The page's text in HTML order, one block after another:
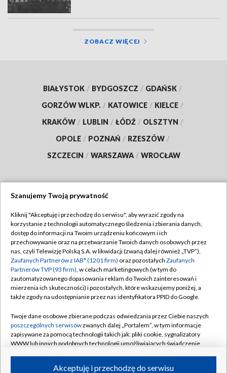
ZOBACZ WIĘCEJ
BIAŁYSTOK / BYDGOSZCZ / GDAŃSK /
GORZÓW WLKP. / KATOWICE / KIELCE /
KRAKÓW / LUBLIN / ŁÓDŹ / OLSZTYN /
OPOLE / POZNAŃ / RZESZÓW /
SZCZECIN / WARSZAWA / WROCŁAW
TVP
Abonament TVP
Emisja w TVP
Centrum informacji TVP
Naziemna Telewizja Cyfrowa
Rada Programowa
System NOS
Informacje o nadawcy
Regulamin TVP
Polityka prywatności
Moje zgody
Pomoc
Kontakt
Kanały
Szanujemy Twoją prywatność
Kliknij "Akceptuję i przechodzę do serwisu", aby wyrazić zgody na
korzystanie z technologii automatycznego śledzenia i zbierania danych,
dostęp do informacji na Twoim urządzeniu końcowym i ich
przechowywanie oraz na przetwarzanie Twoich danych osobowych przez
nas, czyli Telewizję Polską S.A. w likwidacji (zwaną dalej również „TVP”),
Zaufanych Partnerów z IAB* (1201 firm) oraz pozostałych Zaufanych
Partnerów TVP (93 firm), w celach marketingowych (w tym do
zautomatyzowanego dopasowania reklam do Twoich zainteresowań i
mierzenia ich skuteczności) i pozostałych, które wskazujemy poniżej, a
także zgody na udostępnianie przez nas identyfikatora PPID do Google.
Twoje dane osobowe zbierane podczas odwiedzania przez Ciebie naszych
poszczególnych serwisówzwanych dalej „Portalem”, w tym informacje
zapisywane za pomocą technologii takich jak: pliki cookie, sygnalizatory
WWW lub innych podobnych technologii umożliwiających świadczenie
ruchu w Internecie.Akceptuję i przechodzę do serwisu